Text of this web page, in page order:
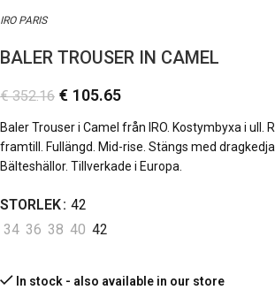
IRO PARIS
BALER TROUSER IN CAMEL
€352.16 € 105.65
Baler Trouser i Camel från IRO. Kostymbyxa i ull.
framtill. Fullängd. Mid-rise. Stängs med
Bälteshällor. Tillverkade i Europa.
STORLEK 42
34 36 38 40 42
In stock - also available in our store